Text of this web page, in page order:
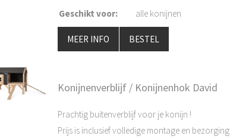
Geschikt voor: alle konijnen
MEER INFO BESTEL
Konijnenverblijf / Konijnenhok David
Prachtig buitenverblijf voor je konijn !
Prijs is inclusief volledige montage en bezorging.